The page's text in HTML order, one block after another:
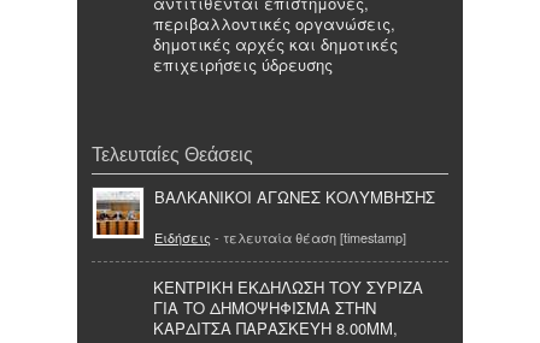
περιβαλλοντικές οργανώσεις,
δημοτικές αρχές και δημοτικές
επιχειρήσεις ύδρευσης
Τελευταίες Θεάσεις
ΒΑΛΚΑΝΙΚΟΙ ΑΓΩΝΕΣ ΚΟΛΥΜΒΗΣΗΣ
Ειδήσεις - τελευταία θέαση [timestamp]
ΚΕΝΤΡΙΚΗ ΕΚΔΗΛΩΣΗ ΤΟΥ ΣΥΡΙΖΑ
ΓΙΑ ΤΟ ΔΗΜΟΨΗΦΙΣΜΑ ΣΤΗΝ
ΚΑΡΔΙΤΣΑ ΠΑΡΑΣΚΕΥΗ 8.00ΜΜ,